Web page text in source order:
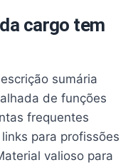
cargo tem
sumária
de funções
frequentes
para profissões
valioso para